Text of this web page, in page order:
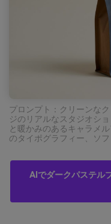
プロンプト：クリーンな
ジのリアルなスタジオシ
と暖かみのあるキャラメ
のタイポグラフィー、ソ
AIでダークパステル